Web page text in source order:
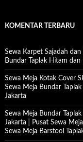
KOMENTAR TERBARU
Sewa Karpet Sajadah
Bundar Taplak Hitam
Sewa Meja Kotak Cover
Sewa Meja Bundar
Jakarta
Sewa Meja Bundar
Jakarta | Pusat Sewa
Sewa Meja Barstool